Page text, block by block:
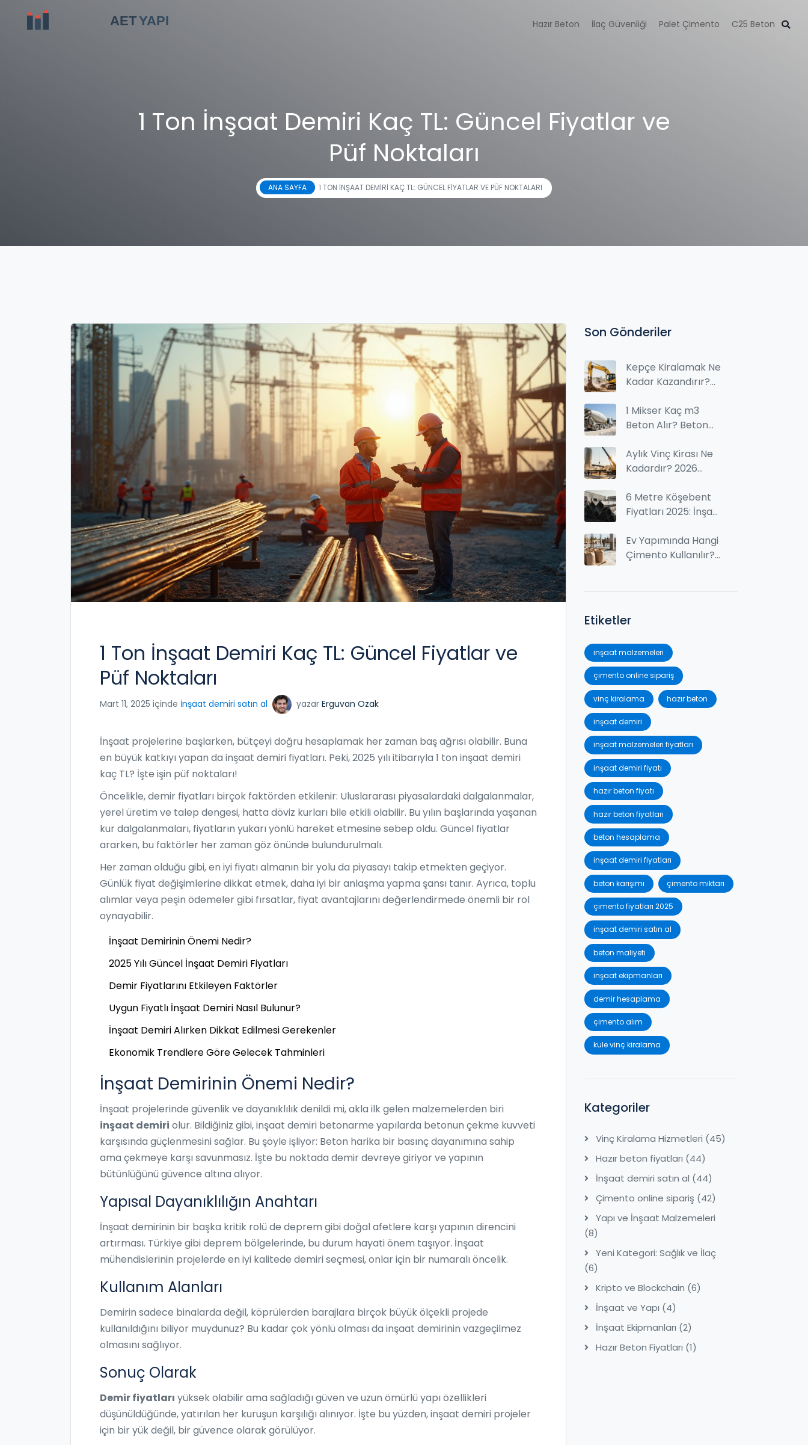
Hazır Beton İlaç Güvenliği Palet Çimento C25 Beton
1 Ton İnşaat Demiri Kaç TL: Güncel Fiyatlar ve
Püf Noktaları
ANA SAYFA 1 TON İNŞAAT DEMIRI KAÇ TL: GÜNCEL FIYATLAR VE PÜF NOKTALARI
1 Ton İnşaat Demiri Kaç TL: Güncel Fiyatlar ve
Püf Noktaları
Mart 11, 2025 içinde İnşaat demiri satın al yazar Erguvan Ozak
İnşaat projelerine başlarken, bütçeyi doğru hesaplamak her zaman baş ağrısı olabilir. Buna
en büyük katkıyı yapan da inşaat demiri fiyatları. Peki, 2025 yılı itibarıyla 1 ton inşaat demiri
kaç TL? İşte işin püf noktaları!
Öncelikle, demir fiyatları birçok faktörden etkilenir: Uluslararası piyasalardaki dalgalanmalar,
yerel üretim ve talep dengesi, hatta döviz kurları bile etkili olabilir. Bu yılın başlarında yaşanan
kur dalgalanmaları, fiyatların yukarı yönlü hareket etmesine sebep oldu. Güncel fiyatlar
ararken, bu faktörler her zaman göz önünde bulundurulmalı.
Her zaman olduğu gibi, en iyi fiyatı almanın bir yolu da piyasayı takip etmekten geçiyor.
Günlük fiyat değişimlerine dikkat etmek, daha iyi bir anlaşma yapma şansı tanır. Ayrıca, toplu
alımlar veya peşin ödemeler gibi fırsatlar, fiyat avantajlarını değerlendirmede önemli bir rol
oynayabilir.
İnşaat Demirinin Önemi Nedir?
2025 Yılı Güncel İnşaat Demiri Fiyatları
Demir Fiyatlarını Etkileyen Faktörler
Uygun Fiyatlı İnşaat Demiri Nasıl Bulunur?
İnşaat Demiri Alırken Dikkat Edilmesi Gerekenler
Ekonomik Trendlere Göre Gelecek Tahminleri
İnşaat Demirinin Önemi Nedir?
İnşaat projelerinde güvenlik ve dayanıklılık denildi mi, akla ilk gelen malzemelerden biri
inşaat demiri olur. Bildiğiniz gibi, inşaat demiri betonarme yapılarda betonun çekme kuvveti
karşısında güçlenmesini sağlar. Bu şöyle işliyor: Beton harika bir basınç dayanımına sahip
ama çekmeye karşı savunmasız. İşte bu noktada demir devreye giriyor ve yapının
bütünlüğünü güvence altına alıyor.
Yapısal Dayanıklılığın Anahtarı
İnşaat demirinin bir başka kritik rolü de deprem gibi doğal afetlere karşı yapının direncini
artırması. Türkiye gibi deprem bölgelerinde, bu durum hayati önem taşıyor. İnşaat
mühendislerinin projelerde en iyi kalitede demiri seçmesi, onlar için bir numaralı öncelik.
Kullanım Alanları
Demirin sadece binalarda değil, köprülerden barajlara birçok büyük ölçekli projede
kullanıldığını biliyor muydunuz? Bu kadar çok yönlü olması da inşaat demirinin vazgeçilmez
olmasını sağlıyor.
Sonuç Olarak
Demir fiyatları yüksek olabilir ama sağladığı güven ve uzun ömürlü yapı özellikleri
düşünüldüğünde, yatırılan her kuruşun karşılığı alınıyor. İşte bu yüzden, inşaat demiri projeler
için bir yük değil, bir güvence olarak görülüyor.
Son Gönderiler
Kepçe Kiralamak Ne
Kadar Kazandırır?
Analizi
1 Mikser Kaç m3
Beton Alır? Beton
ve Hesaplama
Rehberi
Aylık Vinç Kirası Ne
Kadardır? 2026
Faktörler
6 Metre Köşebent
Fiyatları 2025: İnşaat
Ne Ödemeniz
Gerekiyor?
Ev Yapımında Hangi
Çimento Kullanılır?
Etiketler
inşaat malzemeleri
çimento online sipariş
vinç kiralama hazır beton
inşaat demiri
inşaat malzemeleri fiyatları
inşaat demiri fiyatı
hazır beton fiyatı
hazır beton fiyatları
beton hesaplama
inşaat demiri fiyatları
beton karışımı çimento miktarı
çimento fiyatları 2025
inşaat demiri satın al
beton maliyeti
inşaat ekipmanları
demir hesaplama
çimento alım
kule vinç kiralama
Kategoriler
Vinç Kiralama Hizmetleri (45)
Hazır beton fiyatları (44)
İnşaat demiri satın al (44)
Çimento online sipariş (42)
Yapı ve İnşaat Malzemeleri
(8)
Yeni Kategori: Sağlık ve İlaç
(6)
Kripto ve Blockchain (6)
İnşaat ve Yapı (4)
İnşaat Ekipmanları (2)
Hazır Beton Fiyatları (1)